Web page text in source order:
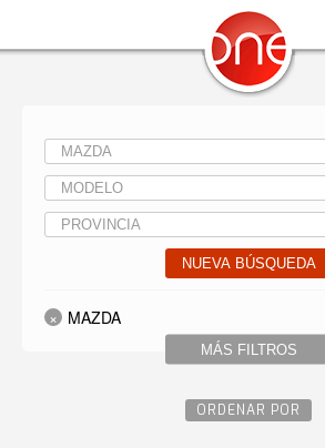
NUEVA BÚSQUEDA
MÁS FILTROS
MAZDA
ORDENAR POR